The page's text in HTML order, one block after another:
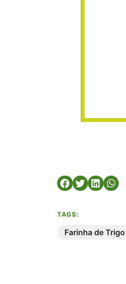
TAGS:
Farinha de Trigo